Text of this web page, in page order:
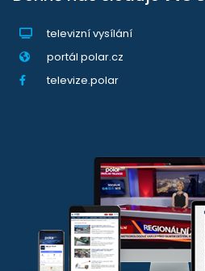
televizní vysílání
portál polar.cz
televize.polar